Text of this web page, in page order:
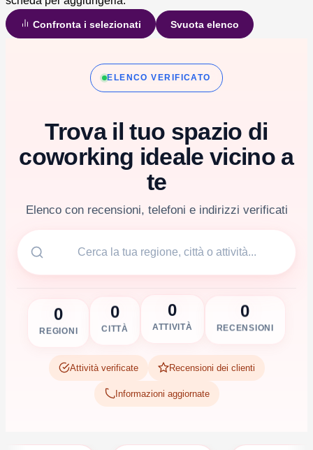
Confronta i selezionati Svuota elenco
ELENCO VERIFICATO
Trova il tuo spazio di
coworking ideale vicino a
te
Elenco con recensioni, telefoni e indirizzi verificati
0
REGIONI
0
CITTÀ
0
ATTIVITÀ
0
RECENSIONI
Attività verificate Recensioni dei clienti
Informazioni aggiornate